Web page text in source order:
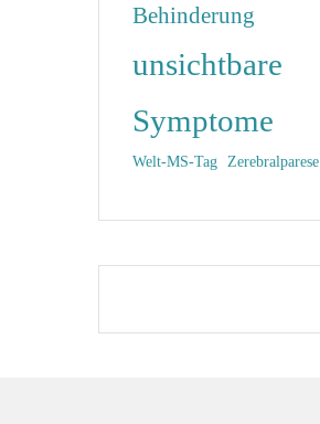
Behinderung
unsichtbare
Symptome
Welt-MS-Tag Zerebralparese